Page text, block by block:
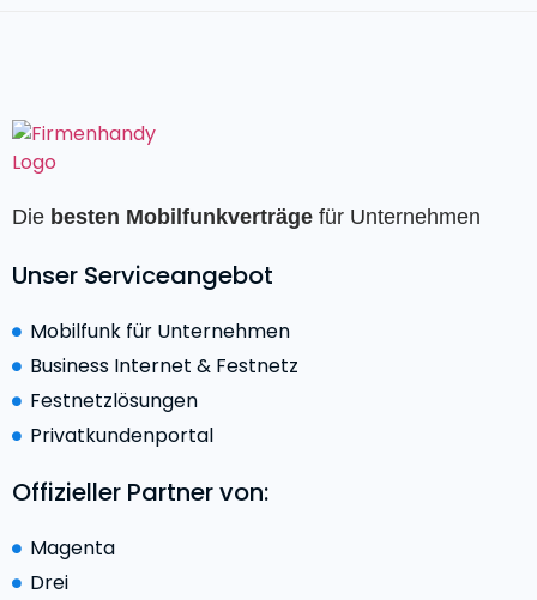
Die besten Mobilfunkverträge für Unternehmen
Unser Serviceangebot
Mobilfunk für Unternehmen
Business Internet & Festnetz
Festnetzlösungen
Privatkundenportal
Offizieller Partner von:
Magenta
Drei